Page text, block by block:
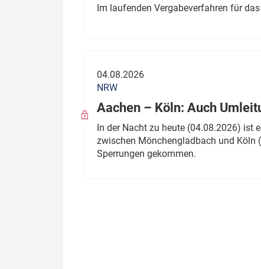
Im laufenden Vergabeverfahren für
04.08.2026
NRW
Aachen – Köln: Auch
In der Nacht zu heute (04.08.2026)
zwischen Mönchengladbach und Köln
Sperrungen gekommen.